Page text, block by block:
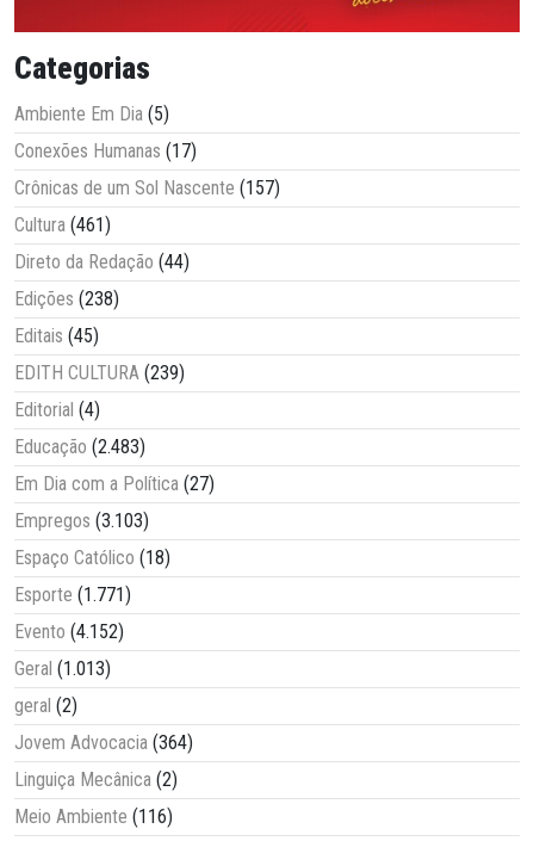
Categorias
Ambiente Em Dia (5)
Conexões Humanas (17)
Crônicas de um Sol Nascente (157)
Cultura (461)
Direto da Redação (44)
Edições (238)
Editais (45)
EDITH CULTURA (239)
Editorial (4)
Educação (2.483)
Em Dia com a Política (27)
Empregos (3.103)
Espaço Católico (18)
Esporte (1.771)
Evento (4.152)
Geral (1.013)
geral (2)
Jovem Advocacia (364)
Linguiça Mecânica (2)
Meio Ambiente (116)